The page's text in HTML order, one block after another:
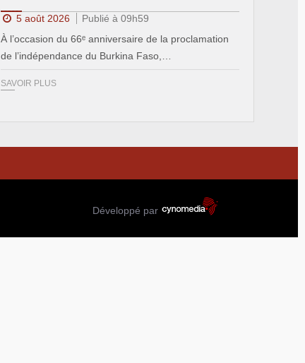
5 août 2026
Publié à 09h59
À l’occasion du 66ᵉ anniversaire de la proclamation
de l’indépendance du Burkina Faso,…
SAVOIR PLUS
Développé par